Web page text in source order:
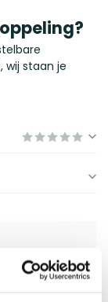
wij staan je